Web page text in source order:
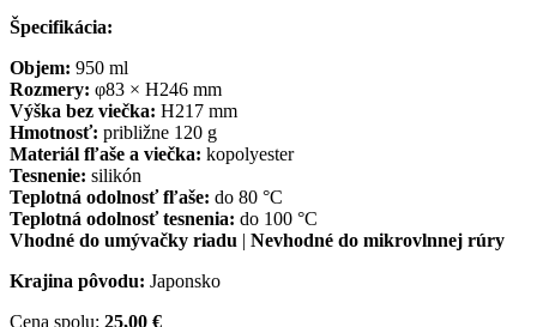
Špecifikácia:
Objem: 950 ml
Rozmery: φ83 × H246 mm
Výška bez viečka: H217 mm
Hmotnosť: približne 120 g
Materiál fľaše a viečka: kopolyester
Tesnenie: silikón
Teplotná odolnosť fľaše: do 80 °C
Teplotná odolnosť tesnenia: do 100 °C
Vhodné do umývačky riadu | Nevhodné do mikrovlnnej rúry
Krajina pôvodu: Japonsko
Cena spolu: 25,00 €